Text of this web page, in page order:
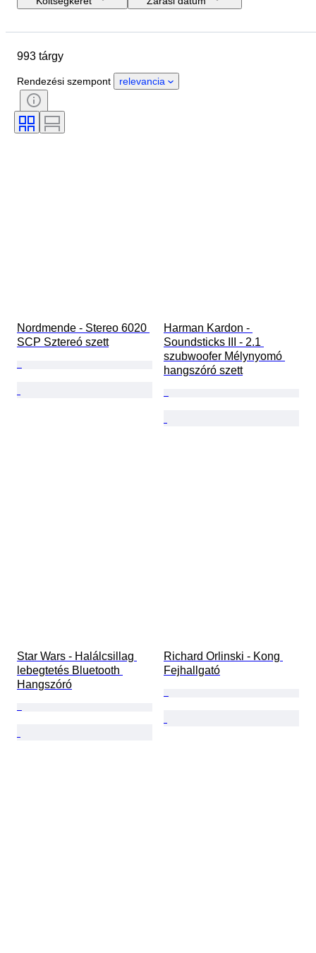
Állapot
Műfaj
Korszak
Tesztelt és működő
Alkotó
993 tárgy
Rendezési szempont relevancia
Nordmende - Stereo 6020
SCP Sztereó szett
Harman Kardon -
Soundsticks III - 2.1
szubwoofer Mélynyomó
hangszóró szett
Star Wars - Halálcsillag
lebegtetés Bluetooth
Hangszóró
Richard Orlinski - Kong
Fejhallgató